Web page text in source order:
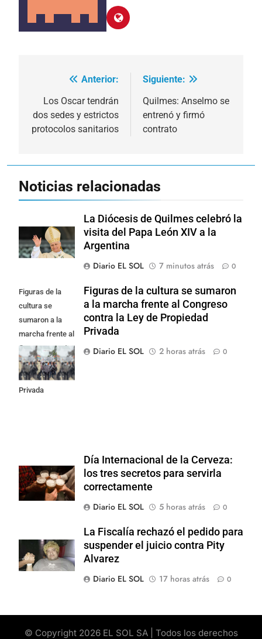
Navegación
de
entradas
Anterior:
Los Oscar tendrán
dos sedes y estrictos
protocolos sanitarios
Siguiente:
Quilmes: Anselmo se
entrenó y firmó
contrato
Noticias relacionadas
La Diócesis de Quilmes celebró la
visita del Papa León XIV a la
Argentina
Diario EL SOL
7 minutos atrás 0
Figuras de la
cultura se
sumaron a la
marcha frente al
Congreso contra
la Ley de
Propiedad
Privada
Figuras de la cultura se sumaron
a la marcha frente al Congreso
contra la Ley de Propiedad
Privada
Diario EL SOL
2 horas atrás 0
Día Internacional de la Cerveza:
los tres secretos para servirla
correctamente
Diario EL SOL
5 horas atrás 0
La Fiscalía rechazó el pedido para
suspender el juicio contra Pity
Alvarez
Diario EL SOL
17 horas atrás 0
© Copyright 2026 EL SOL SA | Todos los derechos